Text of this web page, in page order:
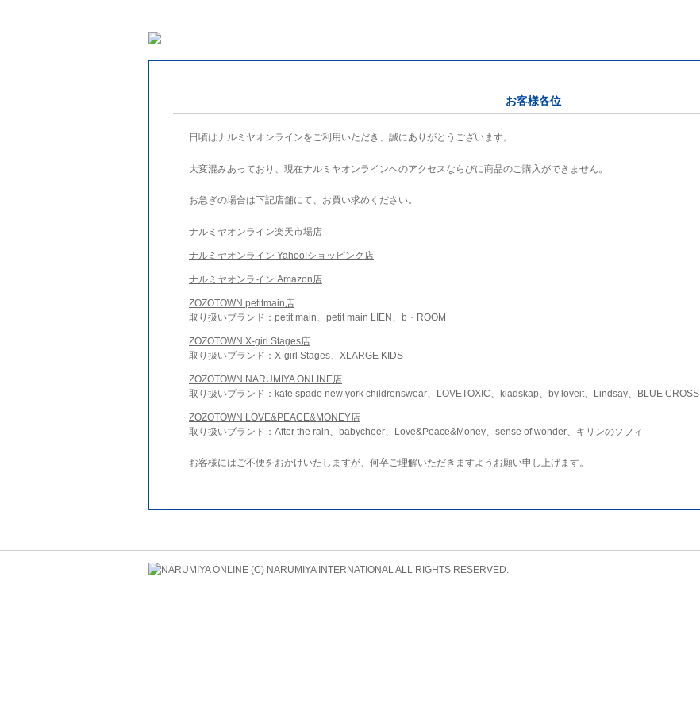
お客様各位
日頃はナルミヤオンラインをご利用いただき、誠にありがとうございます。
大変混みあっており、現在ナルミヤオンラインへのアクセスならびに商品のご購入ができません。
お急ぎの場合は下記店舗にて、お買い求めください。
ナルミヤオンライン楽天市場店
ナルミヤオンライン Yahoo!ショッピング店
ナルミヤオンライン Amazon店
ZOZOTOWN petitmain店
取り扱いブランド：petit main、petit main LIEN、b・ROOM
ZOZOTOWN X-girl Stages店
取り扱いブランド：X-girl Stages、XLARGE KIDS
ZOZOTOWN NARUMIYA ONLINE店
取り扱いブランド：kate spade new york childrenswear、LOVETOXIC、kladskap、by loveit、Lindsay、BLUE CROSS
ZOZOTOWN LOVE&PEACE&MONEY店
取り扱いブランド：After the rain、babycheer、Love&Peace&Money、sense of wonder、キリンのソフィ
お客様にはご不便をおかけいたしますが、何卒ご理解いただきますようお願い申し上げます。